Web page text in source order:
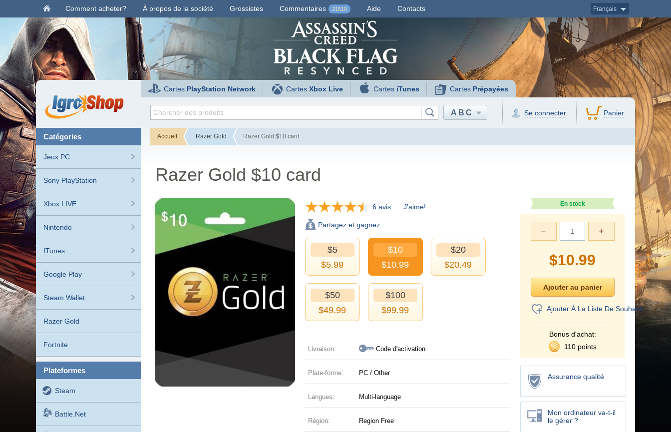
Comment acheter? À propos de la société Grossistes Commentaires 21510 Aide Contacts Français
Cartes PlayStation Network CartesXbox Live Cartes iTunes Cartes Prépayées
ABC Se connecter Panier
catégories
Jeux PC
Sony PlayStation
Xbox LIVE
Nintendo
ITunes
Google Play
Steam Wallet
Razer Gold
Fortnite
plateformes
Steam
Battle.net
Accueil Razer Gold Razer Gold $10 card
Razer Gold $10 card
6 avis J'aime!
Partagez et gagnez
$5
$5.99
$10
$10.99
$20
$20.49
$50
$49.99
$100
$99.99
Livraison: Code d'activation
Plate-forme: PC / Other
Langues: Multi-language
Région: Region Free
En stock
+
−
$10.99
Ajouter À La Liste De Souhaits
Bonus d'achat:
110 points
Assurance qualité
Mon ordinateur va-t-il
le gérer ?